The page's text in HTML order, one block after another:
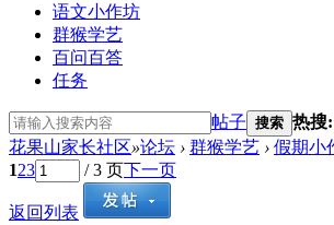
语文小作坊
群猴学艺
百问百答
任务
帖子 搜索 热搜:
花果山家长社区»论坛 › 群猴学艺 › 假期小
123 / 3 页下一页
返回列表